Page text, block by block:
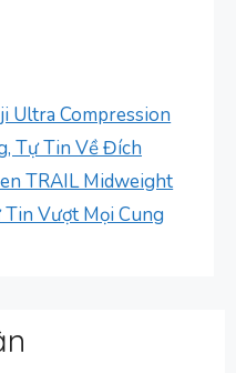
Ultra Compression
Tự Tin Về Đích
TRAIL Midweight
Tin Vượt Mọi Cung